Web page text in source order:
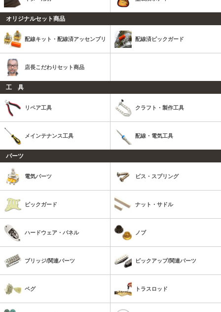
オリジナルセット商品
配線キット・配線済アッセンブリ 配線済ピックガード
店長こだわりセット商品
工 具
リペア工具 クラフト・製作工具
メインテナンス工具 配線・電気工具
パーツ
電気パーツ ビス・スプリング
ピックガード ナット・サドル
ハードウェア・パネル ノブ
ブリッジ/関連パーツ ピックアップ/関連パーツ
ペグ トラスロッド